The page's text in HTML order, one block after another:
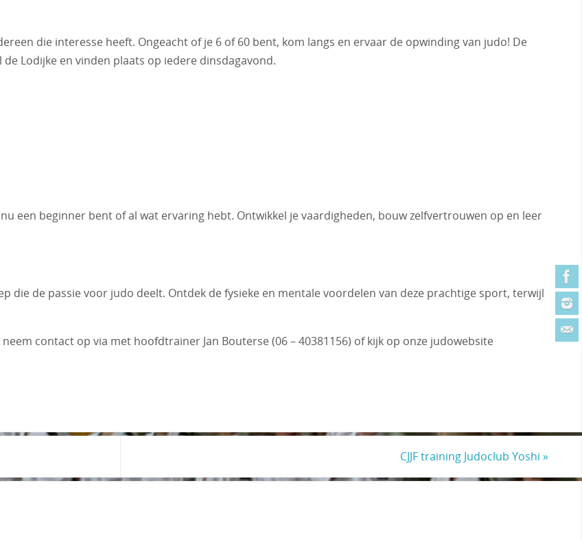
die interesse heeft. Ongeacht of je 6 of 60 bent, kom langs en ervaar de opwinding van judo! De
Lodijke en vinden plaats op iedere dinsdagavond.
een beginner bent of al wat ervaring hebt. Ontwikkel je vaardigheden, bouw zelfvertrouwen op en leer
die de passie voor judo deelt. Ontdek de fysieke en mentale voordelen van deze prachtige sport, terwijl
contact op via met hoofdtrainer Jan Bouterse (06 – 40381156) of kijk op onze judowebsite
CJJF training Judoclub Yoshi »